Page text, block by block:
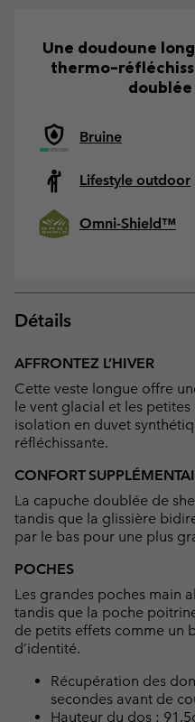
Une doudoune
thermo-
Bruine
Lifestyle outdoor
Omni-Shield™
Détails
AFFRONTEZ L’HIVER
Cette veste longue offre
le vent glacial et les
isolation en duvet
réfléchissante.
CONFORT
La capuche doublée de
tandis que la glissière
par le bas pour une plus
POCHES
Les grandes poches main
tandis que la poche
de petits effets comme un
d’identité.
Récupération des
secondes avant de
Hauteur du dos :